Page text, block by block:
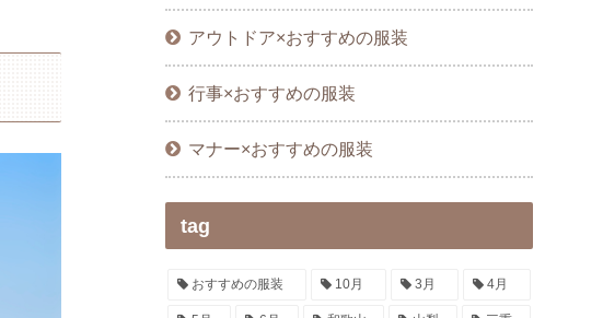
アウトドア×おすすめの服装
行事×おすすめの服装
マナー×おすすめの服装
tag
おすすめの服装 10月 3月 4月